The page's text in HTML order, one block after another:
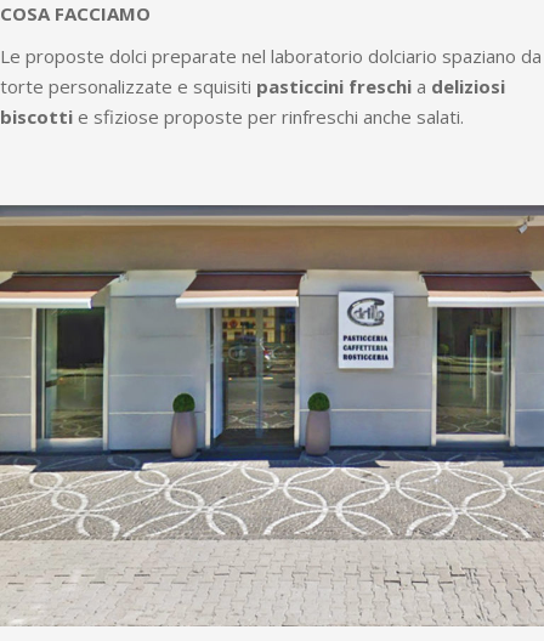
COSA FACCIAMO
Le proposte dolci preparate nel laboratorio dolciario spaziano da
torte personalizzate e squisiti pasticcini freschi a deliziosi
biscotti e sfiziose proposte per rinfreschi anche salati.